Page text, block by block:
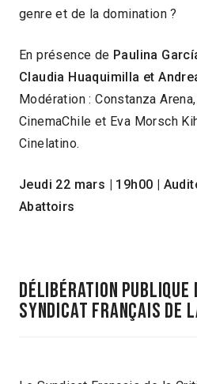
genre et de la domination ?
En présence de Paulina
Claudia Huaquimilla et
Modération : Constanza
CinemaChile et Eva Morsch
Cinelatino.
Jeudi 22 mars | 19h00 |
Abattoirs
Délibération publique
Syndicat Français de